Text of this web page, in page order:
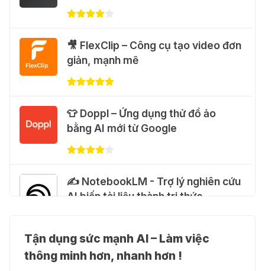
31 Thg 07 2026
🐈 Nhận miễn phí 30 video AI + 100
hình ảnh mỗi ngày với Dola.com
31 Thg 07 2026
🎁 Hướng dẫn nhận Google Plus 12
tháng miễn phí
Cảnh báo: Xuất hiện script và
hướng dẫn giả mạo giúp "mở khóa"
🍎 Claude for Teachers – chương
🎥 FlexClip – Công cụ tạo video đơn
giản, mạnh mẽ
👕 Doppl – Ứng dụng thử đồ ảo
bằng AI mới từ Google
✍️ NotebookLM - Trợ lý nghiên cứu
AI biến tài liệu thành tri thức
👗 Higgsfield AI – Biến ý tưởng
thành phim chất lượng cao
Tận dụng sức mạnh AI – Làm việc
thông minh hơn, nhanh hơn !